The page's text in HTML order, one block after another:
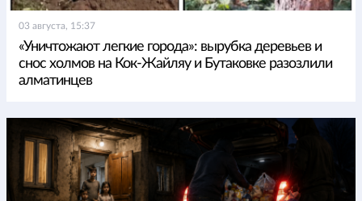
03 августа, 15:37
«Уничтожают легкие города»: вырубка деревьев и
снос холмов на Кок-Жайляу и Бутаковке разозлили
алматинцев